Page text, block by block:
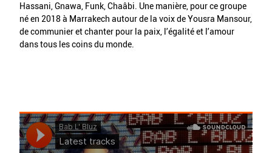
Hassani, Gnawa, Funk, Chaâbi. Une manière, pour ce groupe
né en 2018 à Marrakech autour de la voix de Yousra Mansour,
de communier et chanter pour la paix, l’égalité et l’amour
dans tous les coins du monde.